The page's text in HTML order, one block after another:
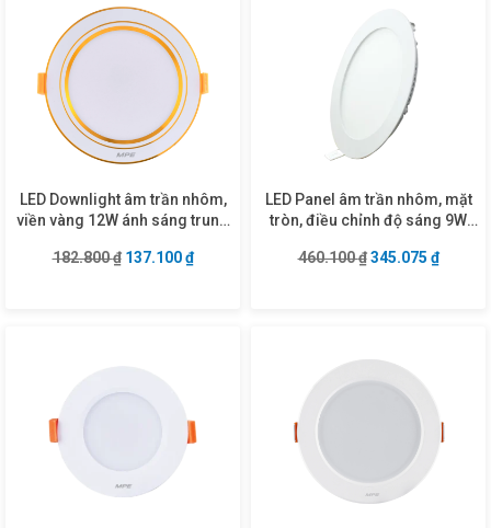
LED Downlight âm trần nhôm,
viền vàng 12W ánh sáng trung
182.800₫ Giá gốc là: 182.800 ₫.
137.100₫Giá hiện tại là: 137.100 ₫.
LED Panel âm trần nhôm, mặt
tròn, điều chỉnh độ sáng 9W
460.100₫ Giá gốc là:
345.075 ₫Giá